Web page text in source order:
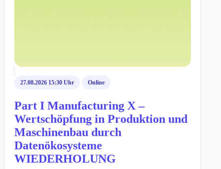
27.08.2026 15:30 Uhr Online
Part I Manufacturing X –
Wertschöpfung in Produktion und
Maschinenbau durch
Datenökosysteme
WIEDERHOLUNG